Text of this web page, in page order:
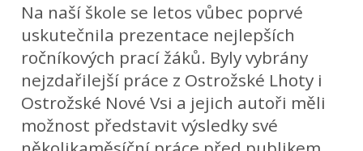
Na naší škole se letos vůbec poprvé
uskutečnila prezentace nejlepších
ročníkových prací žáků. Byly vybrány
nejzdařilejší práce z Ostrožské Lhoty i
Ostrožské Nové Vsi a jejich autoři měli
možnost představit výsledky své